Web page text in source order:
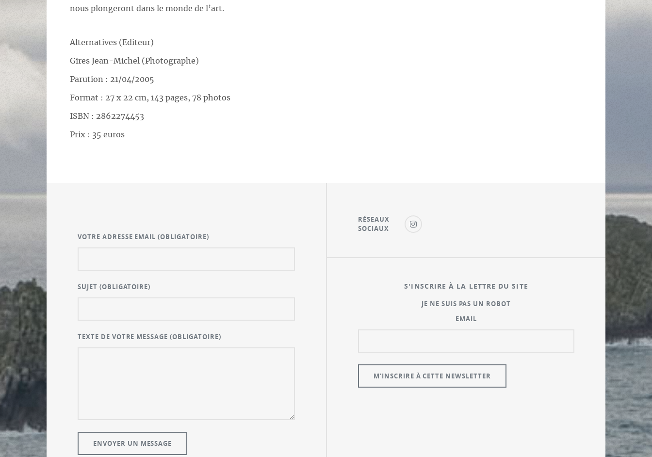
nous plongeront dans le monde de l’art.
Alternatives (Editeur)
Gires Jean-Michel (Photographe)
Parution : 21/04/2005
Format : 27 x 22 cm, 143 pages, 78 photos
ISBN : 2862274453
Prix : 35 euros
VOTRE ADRESSE EMAIL(OBLIGATOIRE)
SUJET (OBLIGATOIRE)
TEXTE DE VOTRE MESSAGE(OBLIGATOIRE)
RÉSEAUX
SOCIAUX
S'INSCRIRE À LA LETTRE DU SITE
JE NE SUIS PAS UN ROBOT
EMAIL